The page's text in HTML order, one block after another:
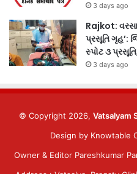
3 days ago
Rajkot:
પ્રસૂતિ ગૃહ’:
સ્પોટ ૩
3 days ago
© Copyright 2026, Vatsalyam
Design by Knowtable
Owner & Editor Pareshkumar